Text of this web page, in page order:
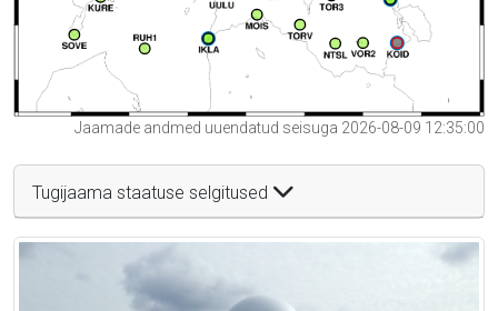
Jaamade andmed uuendatud seisuga 2026-08-09 12:35:00
Tugijaama staatuse selgitused